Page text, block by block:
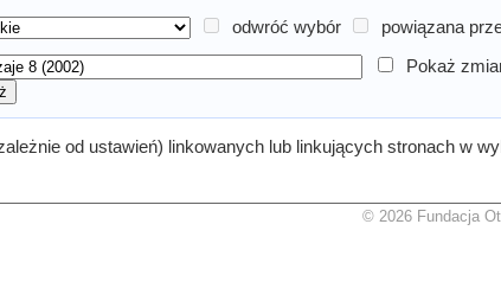
odwróć wybór
powiązana
Pokaż
od ustawień) linkowanych lub linkujących stronach w
© 2026 Fundacja